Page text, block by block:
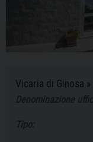
Vicaria di Ginosa »